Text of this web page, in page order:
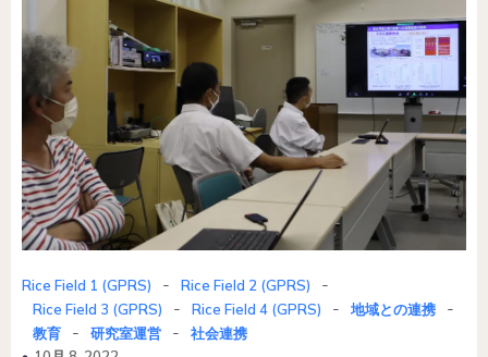
Rice Field 1 (GPRS) - Rice Field 2 (GPRS) -
Rice Field 3 (GPRS) - Rice Field 4 (GPRS) - 地域との連携 -
教育 - 研究室運営 -
社会連携